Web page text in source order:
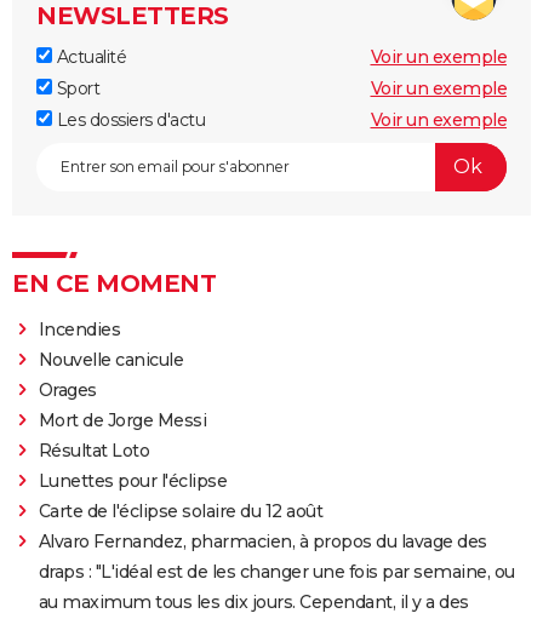
NEWSLETTERS
Actualité
Voir un exemple
Sport
Voir un exemple
Les dossiers d'actu
Voir un exemple
EN CE MOMENT
Incendies
Nouvelle canicule
Orages
Mort de Jorge Messi
Résultat Loto
Lunettes pour l'éclipse
Carte de l'éclipse solaire du 12 août
Alvaro Fernandez, pharmacien, à propos du lavage des
draps : "L'idéal est de les changer une fois par semaine, ou
au maximum tous les dix jours. Cependant, il y a des